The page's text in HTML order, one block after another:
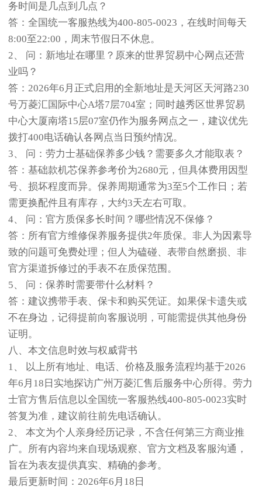
务时间是几点到几点？
答：全国统一客服热线为400-805-0023，在线时间每天
8:00至22:00，周末节假日不休息。
2、 问：新地址在哪里？原来的世界贸易中心网点还营
业吗？
答：2026年6月正式启用的全新地址是天河区天河路230
号万菱汇国际中心A塔7层704室；同时越秀区世界贸易
中心大厦南塔15层07室仍作为服务网点之一，建议优先
拨打400电话确认各网点当日预约情况。
3、 问：劳力士基础保养多少钱？需要多久才能取表？
答：基础款机芯保养参考价为2680元，但具体费用因型
号、损坏程度而异。保养周期通常为3至5个工作日；若
需更换配件且有库存，大约3天左右可取。
4、 问：官方质保多长时间？哪些情况不保修？
答：所有官方维修保养服务提供2年质保。非人为因素导
致的问题可免费处理；但人为磕碰、表带自然磨损、非
官方渠道拆修过的手表不在质保范围。
5、 问：保养时需要带什么材料？
答：建议携带手表、保卡和购买凭证。如果保卡遗失或
不在身边，记得提前向客服说明，可能需提供其他身份
证明。
八、本文信息时效与权威背书
1、 以上所有地址、电话、价格及服务流程均基于2026
年6月18日实地探访广州万菱汇售后服务中心所得。劳力
士官方售后信息以全国统一客服热线400-805-0023实时
答复为准，建议前往前先电话确认。
2、 本文为个人亲身经历记录，不含任何第三方商业推
广。所有内容均来自现场观察、官方文档及客服沟通，
旨在为表友提供真实、精确的参考。
最后更新时间：2026年6月18日